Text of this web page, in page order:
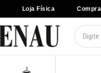
Loja Física